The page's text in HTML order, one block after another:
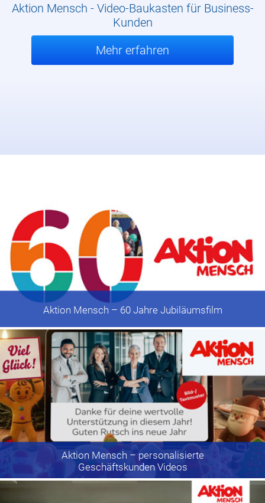
Aktion Mensch - Video-Baukasten für Business-
Kunden
Mehr erfahren
Aktion Mensch – 60 Jahre Jubiläumsfilm
Aktion Mensch – personalisierte
Geschäftskunden Videos